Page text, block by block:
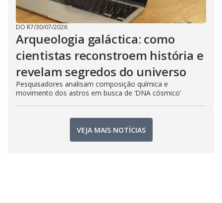
DO R7/30/07/2026
Arqueologia galáctica: como
cientistas reconstroem história e
revelam segredos do universo
Pesquisadores analisam composição química e
movimento dos astros em busca de ‘DNA cósmico’
VEJA MAIS NOTÍCIAS